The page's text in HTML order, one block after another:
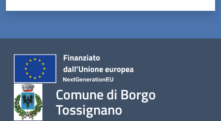
Comune di Borgo
Tossignano